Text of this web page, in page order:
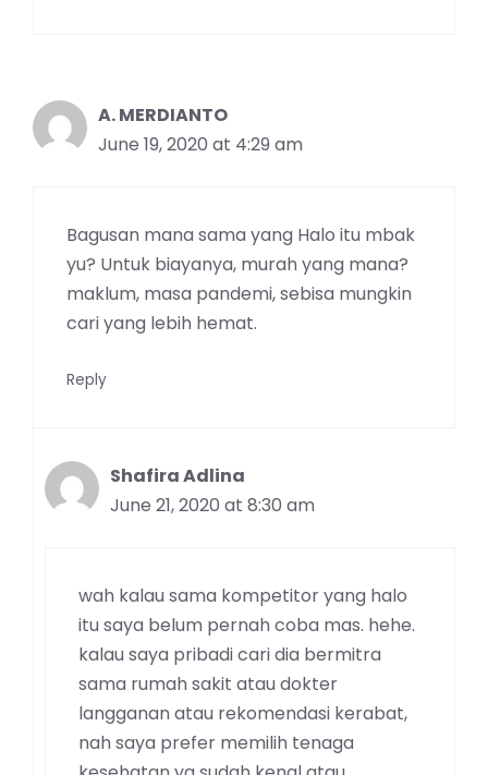
A. MERDIANTO
June 19, 2020 at 4:29 am
Bagusan mana sama yang Halo itu mbak
yu? Untuk biayanya, murah yang mana?
maklum, masa pandemi, sebisa mungkin
cari yang lebih hemat.
Reply
Shafira Adlina
June 21, 2020 at 8:30 am
wah kalau sama kompetitor yang halo
itu saya belum pernah coba mas. hehe.
kalau saya pribadi cari dia bermitra
sama rumah sakit atau dokter
langganan atau rekomendasi kerabat,
nah saya prefer memilih tenaga